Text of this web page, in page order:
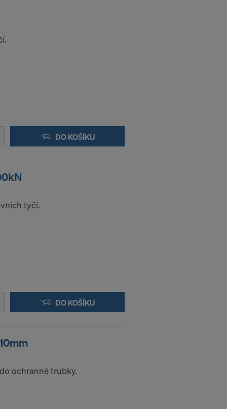
DO KOŠÍKU
tyčí.
DO KOŠÍKU
ochranné trubky.
nadále
do